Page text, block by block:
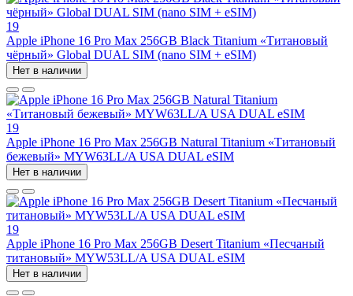
19
Apple iPhone 16 Pro Max 256GB Black Titanium «Титановый
чёрный» Global DUAL SIM (nano SIM + eSIM)
Нет в наличии
19
Apple iPhone 16 Pro Max 256GB Natural Titanium «Tитановый
бежевый» MYW63LL/A USA DUAL eSIM
Нет в наличии
19
Apple iPhone 16 Pro Max 256GB Desert Titanium «Песчаный
титановый» MYW53LL/A USA DUAL eSIM
Нет в наличии